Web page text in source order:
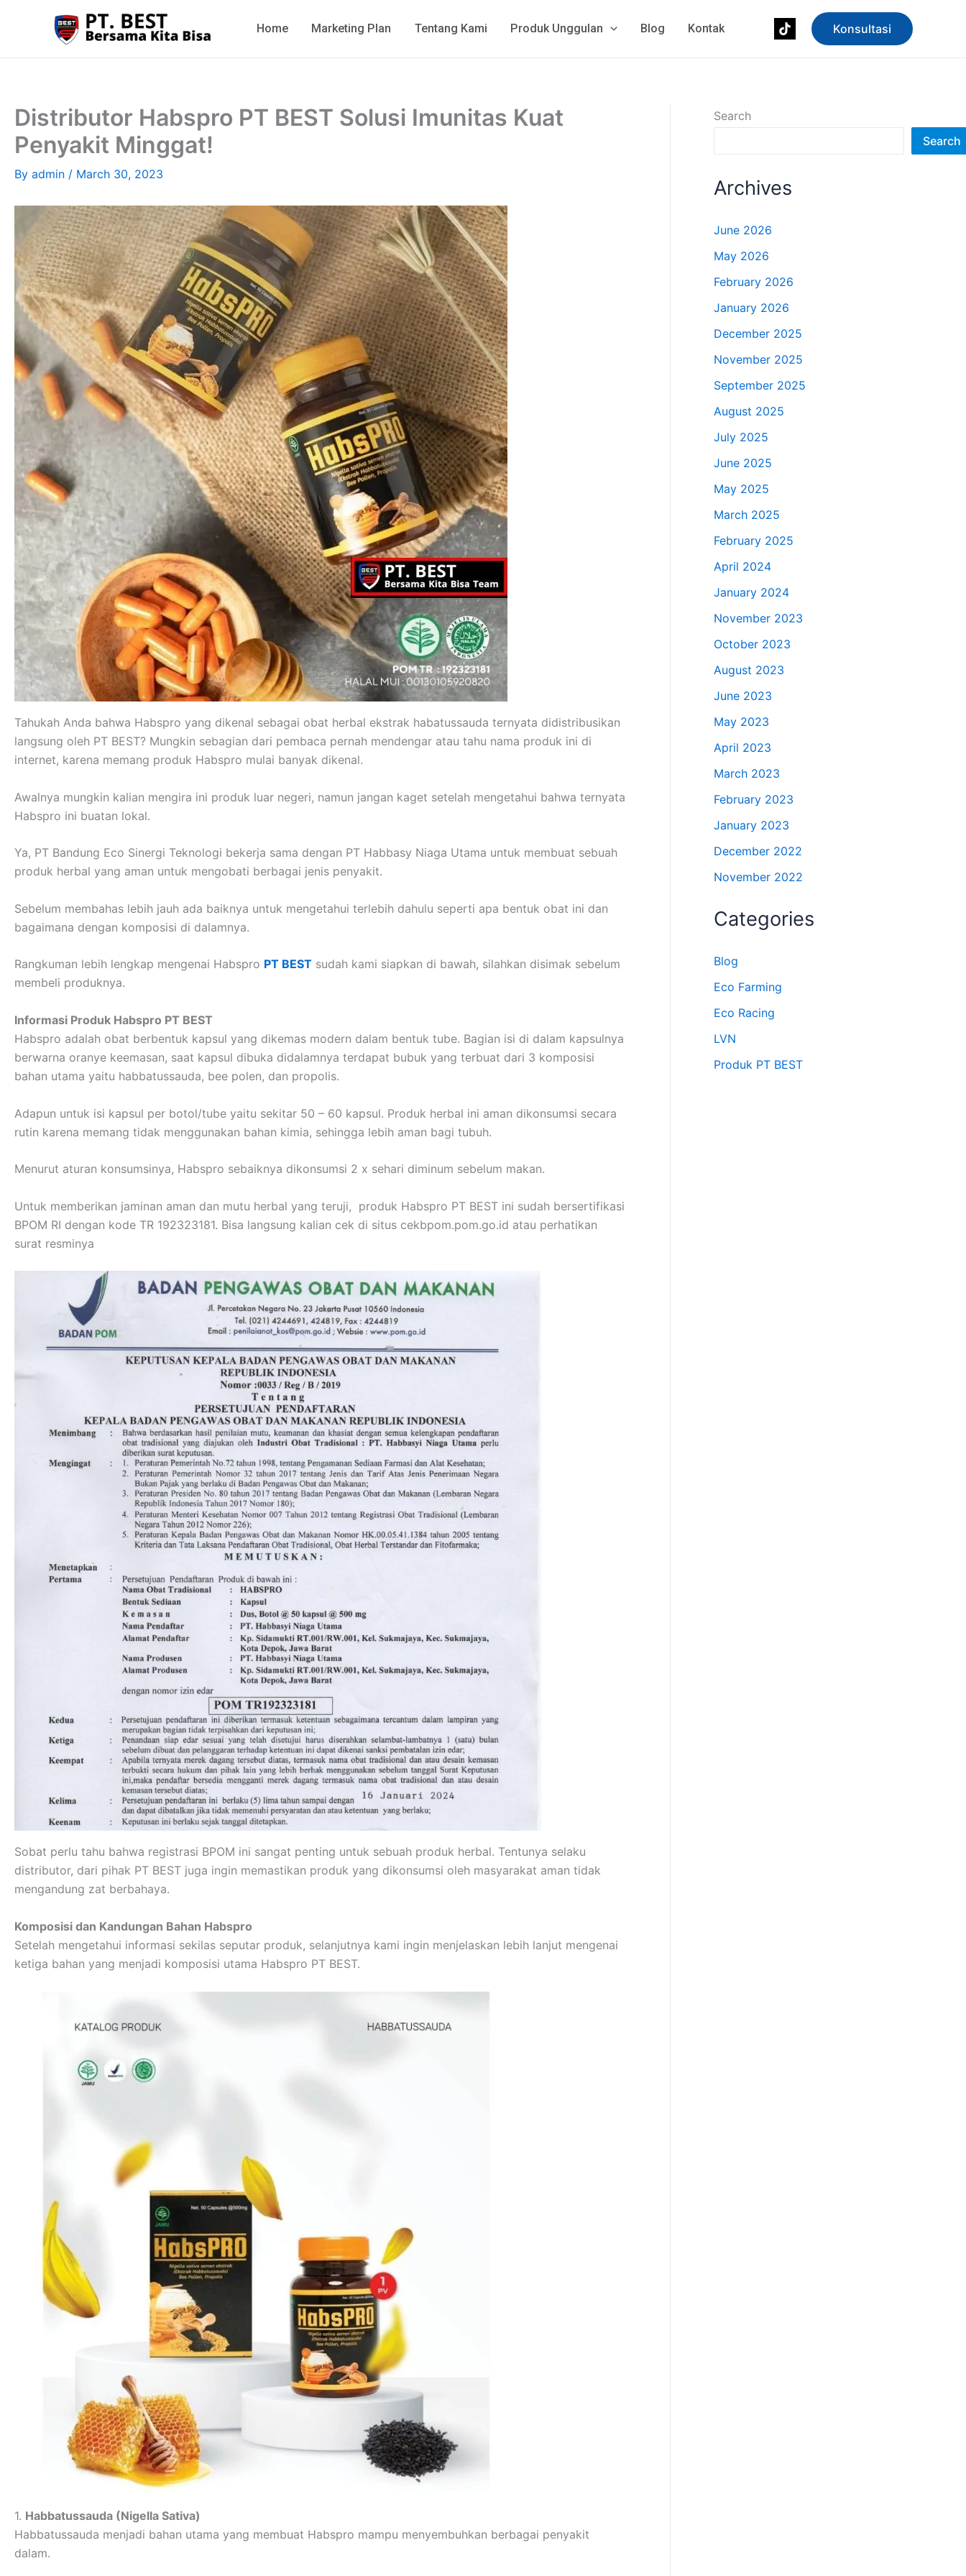
Home Marketing Plan Tentang Kami Produk Unggulan Blog Kontak Konsultasi
Distributor Habspro PT BEST Solusi Imunitas Kuat
Penyakit Minggat!
By admin / March 30, 2023
Tahukah Anda bahwa Habspro yang dikenal sebagai obat herbal ekstrak habatussauda ternyata didistribusikan
langsung oleh PT BEST? Mungkin sebagian dari pembaca pernah mendengar atau tahu nama produk ini di
internet, karena memang produk Habspro mulai banyak dikenal.
Awalnya mungkin kalian mengira ini produk luar negeri, namun jangan kaget setelah mengetahui bahwa ternyata
Habspro ini buatan lokal.
Ya, PT Bandung Eco Sinergi Teknologi bekerja sama dengan PT Habbasy Niaga Utama untuk membuat sebuah
produk herbal yang aman untuk mengobati berbagai jenis penyakit.
Sebelum membahas lebih jauh ada baiknya untuk mengetahui terlebih dahulu seperti apa bentuk obat ini dan
bagaimana dengan komposisi di dalamnya.
Rangkuman lebih lengkap mengenai Habspro PT BEST sudah kami siapkan di bawah, silahkan disimak sebelum
membeli produknya.
Informasi Produk Habspro PT BEST
Habspro adalah obat berbentuk kapsul yang dikemas modern dalam bentuk tube. Bagian isi di dalam kapsulnya
berwarna oranye keemasan, saat kapsul dibuka didalamnya terdapat bubuk yang terbuat dari 3 komposisi
bahan utama yaitu habbatussauda, bee polen, dan propolis.
Adapun untuk isi kapsul per botol/tube yaitu sekitar 50 – 60 kapsul. Produk herbal ini aman dikonsumsi secara
rutin karena memang tidak menggunakan bahan kimia, sehingga lebih aman bagi tubuh.
Menurut aturan konsumsinya, Habspro sebaiknya dikonsumsi 2 x sehari diminum sebelum makan.
Untuk memberikan jaminan aman dan mutu herbal yang teruji, produk Habspro PT BEST ini sudah bersertifikasi
BPOM RI dengan kode TR 192323181. Bisa langsung kalian cek di situs cekbpom.pom.go.id atau perhatikan
surat resminya
Sobat perlu tahu bahwa registrasi BPOM ini sangat penting untuk sebuah produk herbal. Tentunya selaku
distributor, dari pihak PT BEST juga ingin memastikan produk yang dikonsumsi oleh masyarakat aman tidak
mengandung zat berbahaya.
Komposisi dan Kandungan Bahan Habspro
Setelah mengetahui informasi sekilas seputar produk, selanjutnya kami ingin menjelaskan lebih lanjut mengenai
ketiga bahan yang menjadi komposisi utama Habspro PT BEST.
1. Habbatussauda (Nigella Sativa)
Habbatussauda menjadi bahan utama yang membuat Habspro mampu menyembuhkan berbagai penyakit
dalam.
Search
Search
Archives
June 2026
May 2026
February 2026
January 2026
December 2025
November 2025
September 2025
August 2025
July 2025
June 2025
May 2025
March 2025
February 2025
April 2024
January 2024
November 2023
October 2023
August 2023
June 2023
May 2023
April 2023
March 2023
February 2023
January 2023
December 2022
November 2022
Categories
Blog
Eco Farming
Eco Racing
LVN
Produk PT BEST